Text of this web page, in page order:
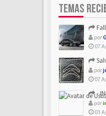
TEMAS
por
07
por
07
-
por
03